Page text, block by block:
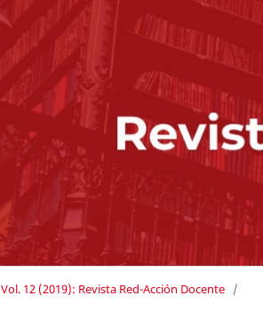
Vol. 12 (2019): Revista Red-Acción Docente /